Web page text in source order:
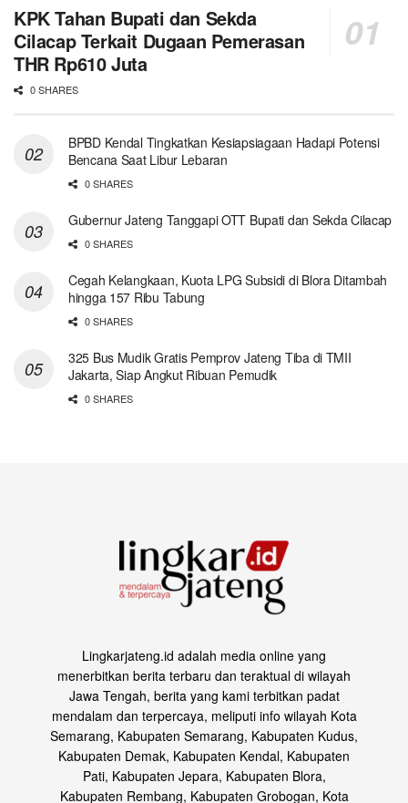
KPK Tahan Bupati dan Sekda
Cilacap Terkait Dugaan Pemerasan
THR Rp610 Juta
0 SHARES
BPBD Kendal Tingkatkan Kesiapsiagaan Hadapi Potensi
Bencana Saat Libur Lebaran
0 SHARES
Gubernur Jateng Tanggapi OTT Bupati dan Sekda Cilacap
0 SHARES
Cegah Kelangkaan, Kuota LPG Subsidi di Blora Ditambah
hingga 157 Ribu Tabung
0 SHARES
325 Bus Mudik Gratis Pemprov Jateng Tiba di TMII
Jakarta, Siap Angkut Ribuan Pemudik
0 SHARES
Lingkarjateng.id adalah media online yang
menerbitkan berita terbaru dan teraktual di wilayah
Jawa Tengah, berita yang kami terbitkan padat
mendalam dan terpercaya, meliputi info wilayah Kota
Semarang, Kabupaten Semarang, Kabupaten Kudus,
Kabupaten Demak, Kabupaten Kendal, Kabupaten
Pati, Kabupaten Jepara, Kabupaten Blora,
Kabupaten Rembang, Kabupaten Grobogan, Kota